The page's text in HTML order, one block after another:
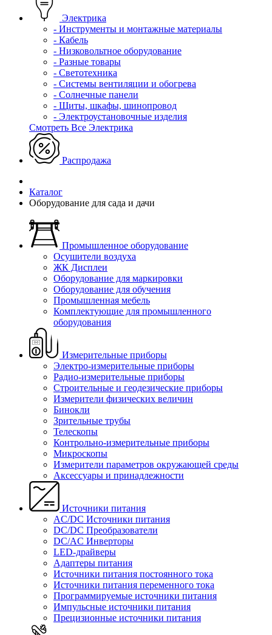
Электрика
- Инструменты и монтажные материалы
- Кабель
- Низковольтное оборудование
- Разные товары
- Светотехника
- Системы вентиляции и обогрева
- Солнечные панели
- Щиты, шкафы, шинопровод
- Электроустановочные изделия
Смотреть Все Электрика
Распродажа
Каталог
Оборудование для сада и дачи
Промышленное оборудование
Осушители воздуха
ЖК Дисплеи
Оборудование для маркировки
Оборудование для обучения
Промышленная мебель
Комплектующие для промышленного
оборудования
Измерительные приборы
Электро-измерительные приборы
Радио-измерительные приборы
Строительные и геодезические приборы
Измерители физических величин
Бинокли
Зрительные трубы
Телескопы
Контрольно-измерительные приборы
Микроскопы
Измерители параметров окружающей среды
Аксессуары и принадлежности
Источники питания
AC/DC Источники питания
DC/DC Преобразователи
DC/AC Инверторы
LED-драйверы
Адаптеры питания
Источники питания постоянного тока
Источники питания переменного тока
Программируемые источники питания
Импульсные источники питания
Прецизионные источники питания